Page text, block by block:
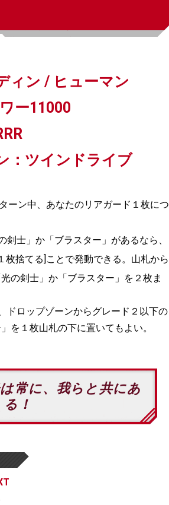
ィン / ヒューマン
ー11000
：ツインドライブ
ーン中、あなたのリアガード１枚につ
剣士」か「ブラスター」があるなら、
捨てる]ことで発動できる。山札から
の剣士」か「ブラスター」を２枚ま
ドロップゾーンからグレード２以下の
を１枚山札の下に置いてもよい。
常に、我らと共にあ
る！